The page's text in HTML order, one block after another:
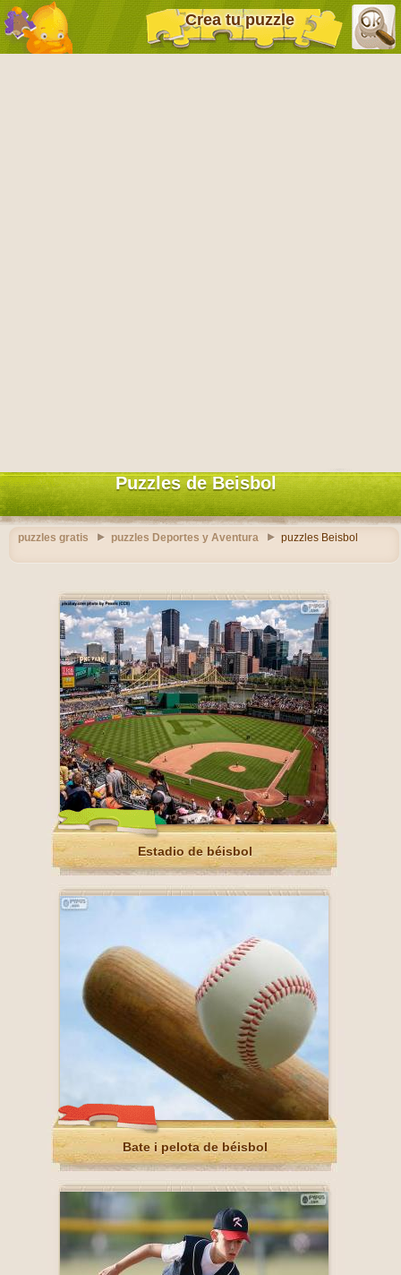
Crea tu puzzle
Puzzles de Beisbol
puzzles gratis puzzles Deportes y Aventura puzzles Beisbol
Estadio de béisbol
Bate i pelota de béisbol